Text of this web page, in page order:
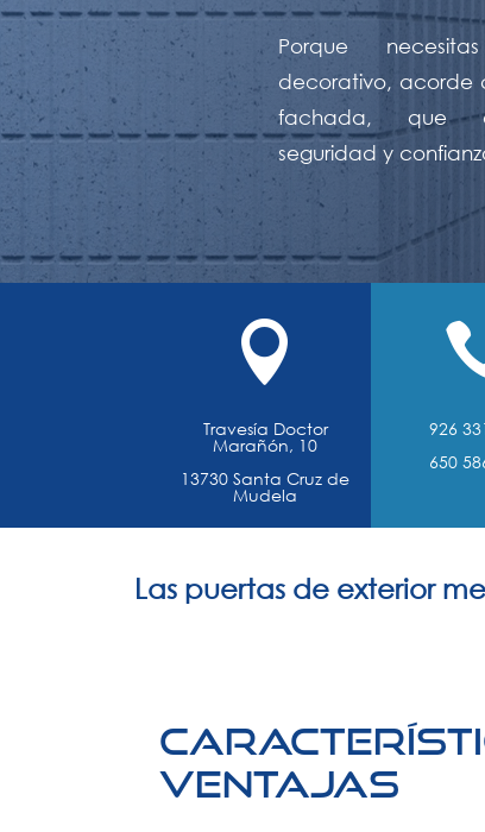
Porque
decorativo, acorde
fachada, que
seguridad y

Travesía Doctor
Marañón, 10
13730 Santa Cruz de
Mudela
926
650
Las puertas de exterior
ventajas